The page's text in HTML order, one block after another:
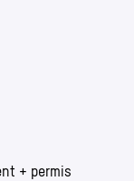
+ permis